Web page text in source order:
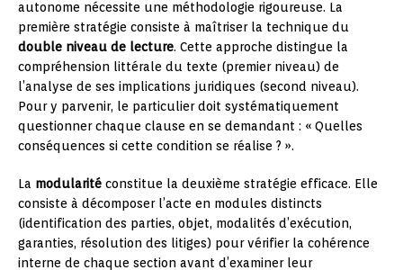
autonome nécessite une méthodologie rigoureuse. La
première stratégie consiste à maîtriser la technique du
double niveau de lecture. Cette approche distingue la
compréhension littérale du texte (premier niveau) de
l’analyse de ses implications juridiques (second niveau).
Pour y parvenir, le particulier doit systématiquement
questionner chaque clause en se demandant : « Quelles
conséquences si cette condition se réalise ? ».
La modularité constitue la deuxième stratégie efficace. Elle
consiste à décomposer l’acte en modules distincts
(identification des parties, objet, modalités d’exécution,
garanties, résolution des litiges) pour vérifier la cohérence
interne de chaque section avant d’examiner leur